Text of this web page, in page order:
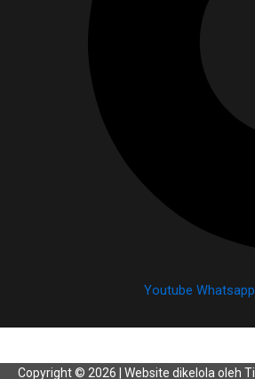
Youtube Whatsapp
Copyright © 2026 | Website dikelola oleh